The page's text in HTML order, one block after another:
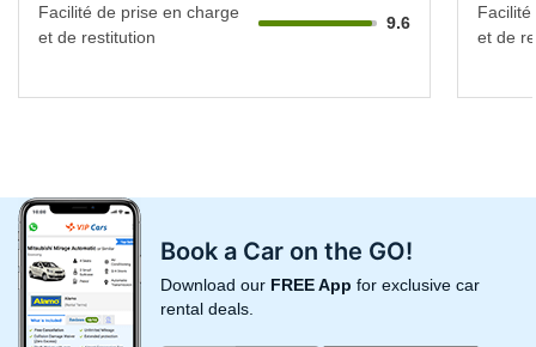
Facilité de prise en charge
et de restitution
9.6
et de
Book a Car on the GO!
Download our FREE App for exclusive car
rental deals.